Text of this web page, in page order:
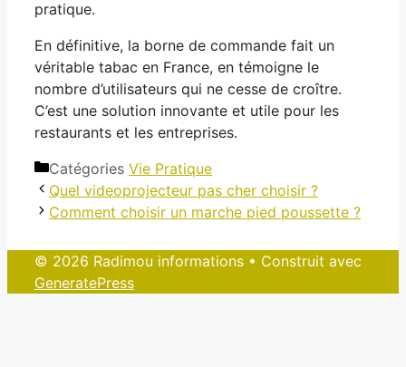
pratique.
En définitive, la borne de commande fait un
véritable tabac en France, en témoigne le
nombre d’utilisateurs qui ne cesse de croître.
C’est une solution innovante et utile pour les
restaurants et les entreprises.
Catégories Vie Pratique
Quel videoprojecteur pas cher choisir ?
Comment choisir un marche pied poussette ?
© 2026 Radimou informations • Construit avec
GeneratePress